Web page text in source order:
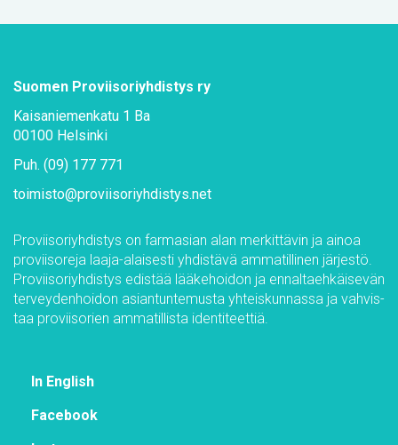
Suo­men Pro­vii­so­riyh­dis­tys ry
Kai­sa­nie­men­ka­tu 1 Ba
00100 Hel­sin­ki
Puh. (09) 177 771
toi­mis­to@​pro­vii­so­riyh­dis­tys.​net
Pro­vii­so­riyh­dis­tys on far­m­asian alan mer­kit­tä­vin ja ai­noa
pro­vii­so­re­ja laa­ja-alai­ses­ti yh­dis­tä­vä am­ma­til­li­nen jär­jes­tö.
Pro­vii­so­riyh­dis­tys edis­tää lää­ke­hoi­don ja en­nal­taeh­käi­se­vän
ter­vey­den­hoi­don asian­tun­te­mus­ta yh­teis­kun­nas­sa ja vah­vis­
taa pro­vii­so­rien am­ma­til­lis­ta iden­ti­teet­tiä.
In English
Face­book